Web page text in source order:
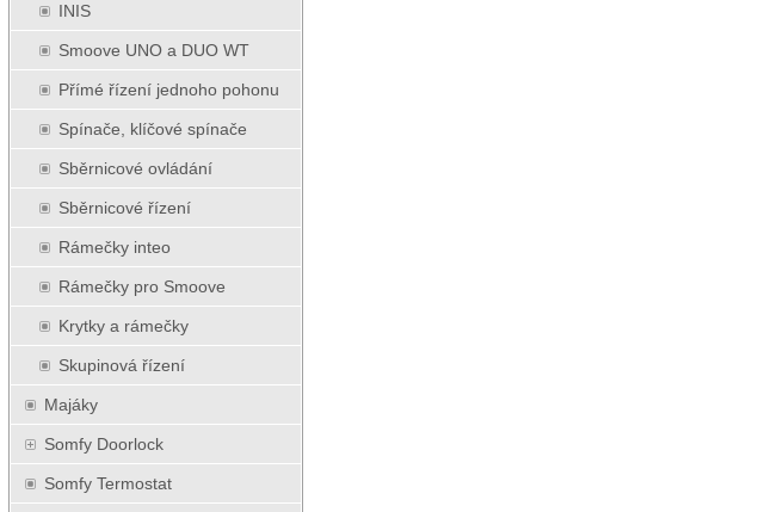
INIS
Smoove UNO a DUO WT
Přímé řízení jednoho pohonu
Spínače, klíčové spínače
Sběrnicové ovládání
Sběrnicové řízení
Rámečky inteo
Rámečky pro Smoove
Krytky a rámečky
Skupinová řízení
Majáky
Somfy Doorlock
Somfy Termostat